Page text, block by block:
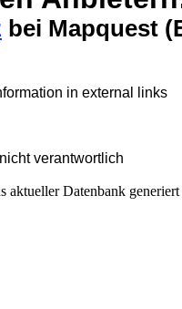
bei Mapquest
in external links
verantwortlich
aktueller Datenbank generiert